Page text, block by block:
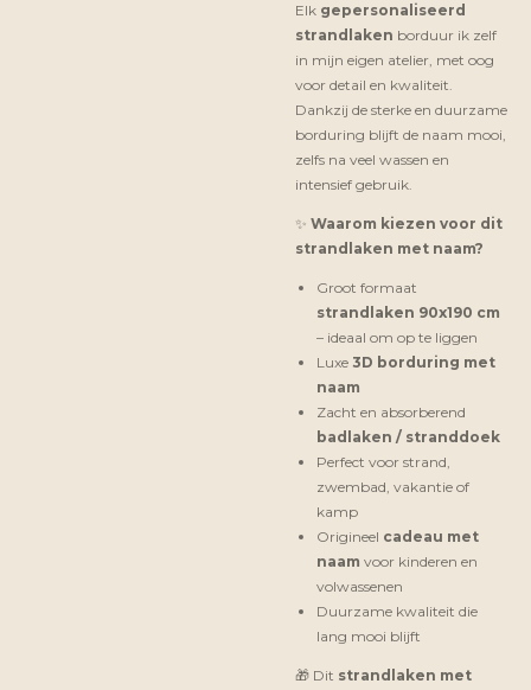
Elk gepersonaliseerd
strandlaken borduur ik zelf
in mijn eigen atelier, met oog
voor detail en kwaliteit.
Dankzij de sterke en duurzame
borduring blijft de naam mooi,
zelfs na veel wassen en
intensief gebruik.
✨ Waarom kiezen voor dit
strandlaken met naam?
Groot formaat
strandlaken 90x190 cm
– ideaal om op te liggen
Luxe 3D borduring met
naam
Zacht en absorberend
badlaken / stranddoek
Perfect voor strand,
zwembad, vakantie of
kamp
Origineel cadeau met
naam voor kinderen en
volwassenen
Duurzame kwaliteit die
lang mooi blijft
🎁 Dit strandlaken met